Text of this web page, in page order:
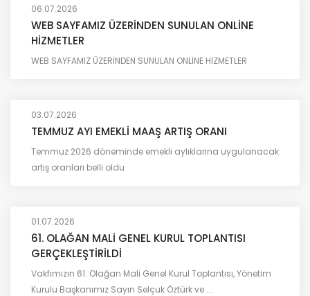
06.07.2026
WEB SAYFAMIZ ÜZERİNDEN SUNULAN ONLİNE
HİZMETLER
WEB SAYFAMIZ ÜZERİNDEN SUNULAN ONLİNE HİZMETLER
03.07.2026
TEMMUZ AYI EMEKLİ MAAŞ ARTIŞ ORANI
Temmuz 2026 döneminde emekli aylıklarına uygulanacak
artış oranları belli oldu
01.07.2026
61. OLAĞAN MALİ GENEL KURUL TOPLANTISI
GERÇEKLEŞTİRİLDİ
Vakfımızın 61. Olağan Mali Genel Kurul Toplantısı, Yönetim
Kurulu Başkanımız Sayın Selçuk Öztürk ve ...